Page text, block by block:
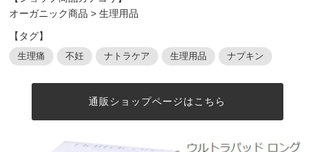
オーガニック商品 >生理用品
【タグ】
生理痛 不妊 ナトラケア 生理用品 ナプキン
通販ショップページはこちら